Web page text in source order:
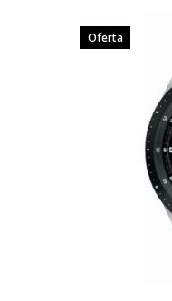
Oferta